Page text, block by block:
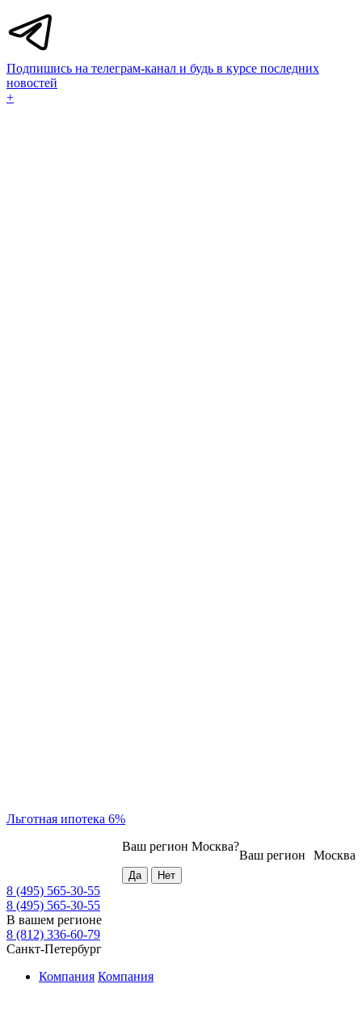
Подпишись на телеграм-канал и будь в курсе последних
новостей
+
Льготная ипотека 6%
Москва
Ваш регион
Ваш регион Москва?
8 (495) 565-30-55
8 (495) 565-30-55
В вашем регионе
8 (812) 336-60-79
Санкт-Петербург
Компания Компания